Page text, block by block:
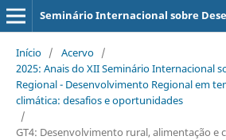
Seminário Internacional sobre
Início / Acervo /
2025: Anais do XII Seminário Internacional
Regional - Desenvolvimento Regional em
climática: desafios e oportunidades
/
GT4: Desenvolvimento rural, alimentação e